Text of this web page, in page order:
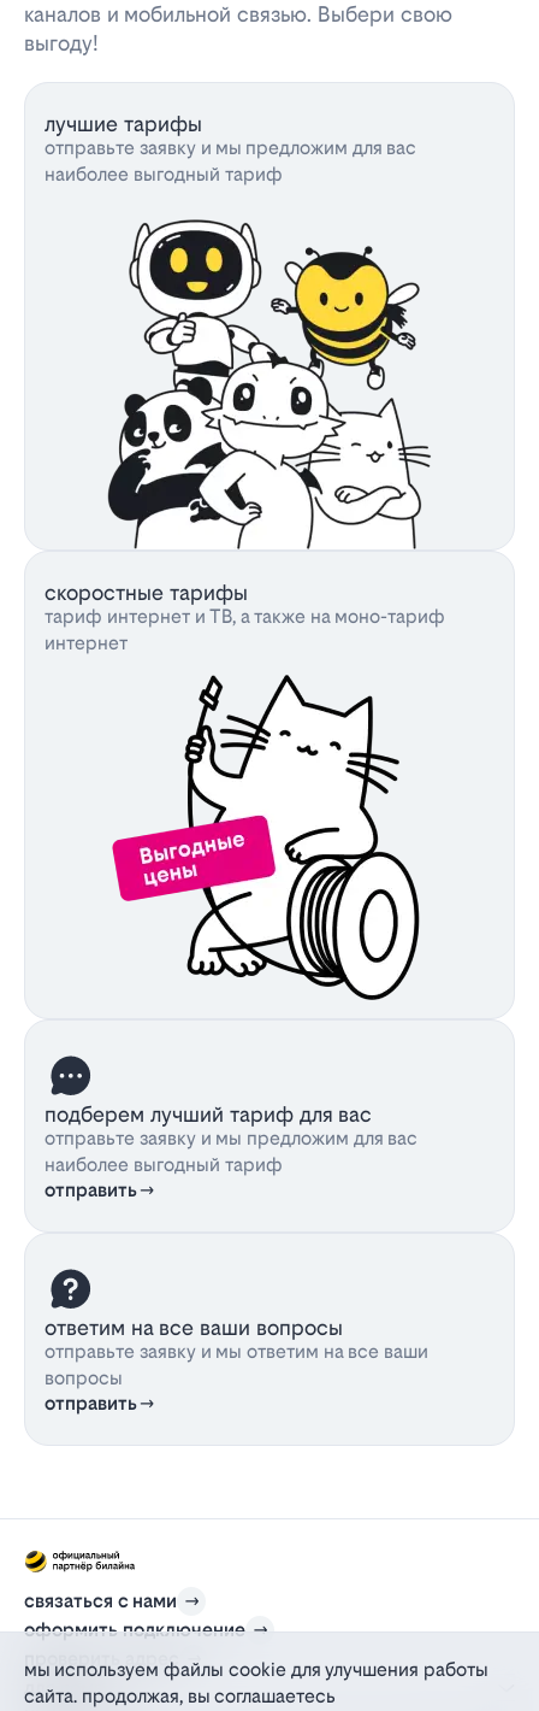
каналов и мобильной связью. Выбери свою
выгоду!
лучшие тарифы
отправьте заявку и мы предложим для вас
наиболее выгодный тариф
скоростные тарифы
тариф интернет и ТВ, а также на моно-тариф
интернет
подберем лучший тариф для вас
отправьте заявку и мы предложим для вас
наиболее выгодный тариф
отправить
ответим на все ваши вопросы
отправьте заявку и мы ответим на все ваши
вопросы
отправить
связаться с нами
оформить подключение
проверить адрес
для дома
мы используем файлы cookie для улучшения работы
сайта. продолжая, вы соглашаетесь